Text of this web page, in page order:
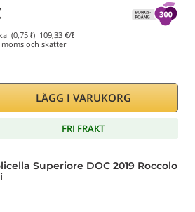
(0,75 ℓ) 109,33 €/ℓ
och skatter
LÄGG I VARUKORG
FRI FRAKT
Superiore DOC 2019 Roccolo